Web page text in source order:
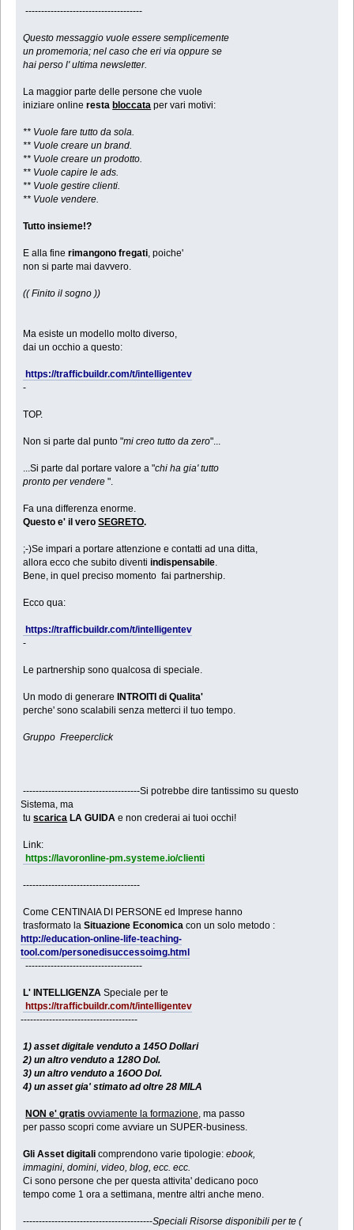
-------------------------------------
Questo messaggio vuole essere semplicemente
un promemoria; nel caso che eri via oppure se
hai perso l' ultima newsletter.
La maggior parte delle persone che vuole
iniziare onlinerestabloccata per vari motivi:
** Vuole fare tutto da sola.
** Vuole creare un brand.
** Vuole creare un prodotto.
** Vuole capire le ads.
** Vuole gestire clienti.
** Vuole vendere.
Tutto insieme!?
E alla finerimangono fregati , poiche'
non si parte mai davvero.
(( Finito il sogno ))
Ma esiste un modello molto diverso,
dai un occhio a questo:
https://trafficbuildr.com/t/intelligentev
-
TOP.
Non si parte dal punto "mi creo tutto da zero"...
...Si parte dal portare valore a "chi ha gia' tutto
pronto per vendere ".
Fa una differenza enorme.
Questo e' il veroSEGRETO.
;-)Se impari a portare attenzione e contatti ad una ditta,
allora ecco che subito diventiindispensabile
Bene, in quel preciso momento fai partnership.
Ecco qua:
https://trafficbuildr.com/t/intelligentev
-
Le partnership sono qualcosa di speciale.
Un modo di generareINTROITI di Qualita'
perche' sono scalabili senza metterci il tuo tempo.
Gruppo Freeperclick
-------------------------------------Si potrebbe dire tantissimo su questo
Sistema, ma
tuscarica LA GUIDA e non crederai ai tuoi occhi!
Link:
https://lavoronline-pm.systeme.io/clienti
-------------------------------------
Come CENTINAIA DI PERSONE ed Imprese hanno
trasformato laSituazione Economica con un solo metodo :
http://education-online-life-teaching-
tool.com/personedisuccessoimg.html
-------------------------------------
L' INTELLIGENZA Speciale per te
https://trafficbuildr.com/t/intelligentev
-------------------------------------
1) asset digitale venduto a 145O Dollari
2) un altro venduto a 128O Dol.
3) un altro venduto a 16OO Dol.
4) un asset gia' stimato ad oltre 28 MILA
NON e' gratis ovviamente la formazione , ma passo
per passo scopri come avviare un SUPER-business.
Gli Asset digitali comprendono varie tipologie:ebook,
immagini, domini, video, blog, ecc. ecc.
Ci sono persone che per questa attivita' dedicano poco
tempo come 1 ora a settimana, mentre altri anche meno.
-----------------------------------------Speciali Risorse disponibili per te (